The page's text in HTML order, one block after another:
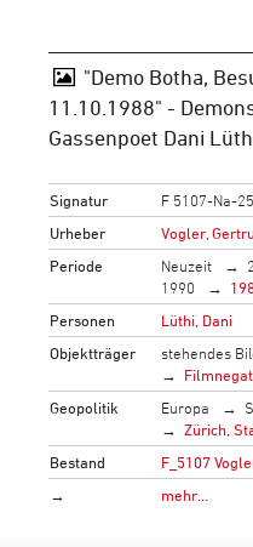
"Demo Botha,
11.10.1988" -
Gassenpoet Dani
Signatur
F 5107-Na-
Urheber
Vogler,
Periode
Neuzeit
1990
Personen
Lüthi, Dani
Objektträger
stehendes
Geopolitik
Europa
Zürich,
Bestand
F_5107
→
mehr…